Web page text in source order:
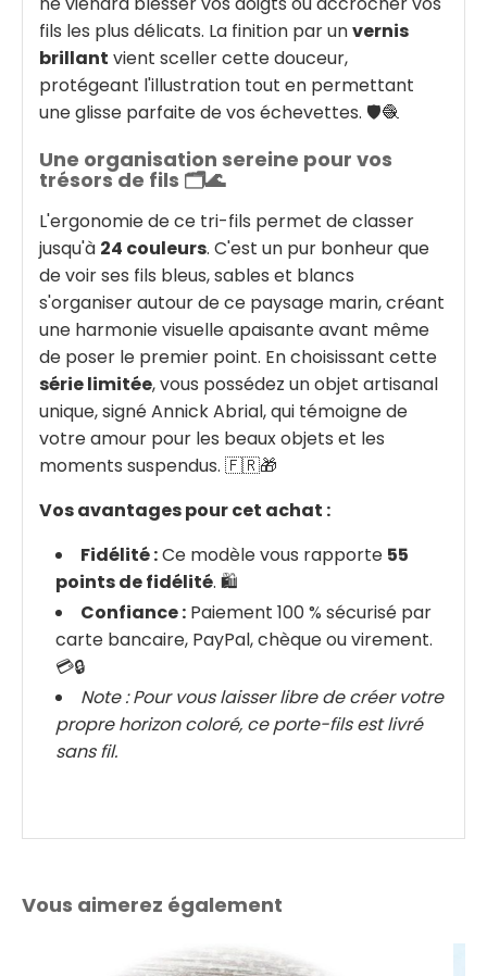
fils les plus délicats. La finition par unvernis
brillant vient sceller cette douceur,
protégeant l'illustration tout en permettant
une glisse parfaite de vos échevettes. 🛡️🧶
Une organisation sereine pour vos
trésors de fils 🗂️🌊
L'ergonomie de ce tri-fils permet de classer
jusqu'à 24 couleurs. C'est un pur bonheur que
de voir ses fils bleus, sables et blancs
s'organiser autour de ce paysage marin, créant
une harmonie visuelle apaisante avant même
de poser le premier point. En choisissant cette
série limitée, vous possédez un objet artisanal
unique, signé Annick Abrial, qui témoigne de
votre amour pour les beaux objets et les
moments suspendus. 🇫🇷🎁
Vos avantages pour cet achat :
Fidélité :Ce modèle vous rapporte 55
points de fidélité. 🛍️
Confiance : Paiement 100 % sécurisé par
carte bancaire, PayPal, chèque ou virement.
💳🔒
Note : Pour vous laisser libre de créer votre
propre horizon coloré, ce porte-fils est livré
sans fil.
Vous aimerez également